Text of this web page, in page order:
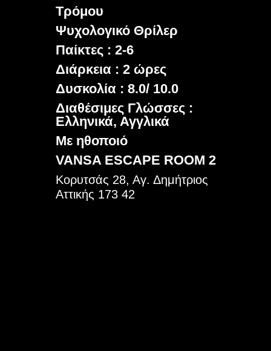
Τρόμου
Ψυχολογικό Θρίλερ
Παίκτες : 2-6
Διάρκεια : 2 ώρες
Δυσκολία : 8.0/ 10.0
Διαθέσιμες Γλώσσες :
Ελληνικά, Αγγλικά
Με ηθοποιό
VANSA ESCAPE ROOM 2
Κορυτσάς 28, Αγ. Δημήτριος
Αττικής 173 42